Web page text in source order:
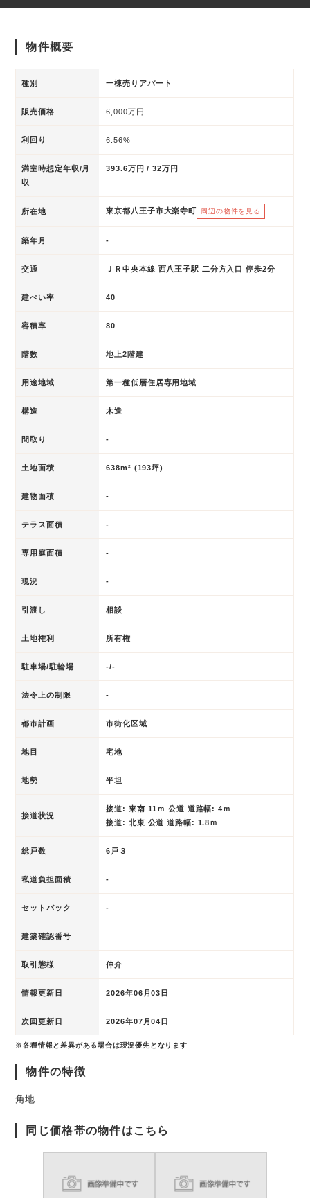
物件概要
種別 一棟売りアパート
販売価格 6,000万円
利回り 6.56%
満室時想定年収/月
収
393.6万円 / 32万円
所在地 東京都八王子市大楽寺町 周辺の物件を見る
築年月 -
交通 ＪＲ中央本線 西八王子駅 二分方入口 停歩2分
建ぺい率 40
容積率 80
階数 地上2階建
用途地域 第一種低層住居専用地域
構造 木造
間取り -
土地面積 638m² (193坪)
建物面積 -
テラス面積 -
専用庭面積 -
現況 -
引渡し 相談
土地権利 所有権
駐車場/駐輪場 -/-
法令上の制限 -
都市計画 市街化区域
地目 宅地
地勢 平坦
接道状況
接道: 東南 11ｍ 公道 道路幅: 4ｍ
接道: 北東 公道 道路幅: 1.8ｍ
総戸数 6戸３
私道負担面積 -
セットバック -
建築確認番号
取引態様 仲介
情報更新日 2026年06月03日
次回更新日 2026年07月04日
※各種情報と差異がある場合は現況優先となります
物件の特徴
角地
同じ価格帯の物件はこちら